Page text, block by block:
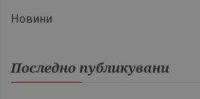
Новини
Последно публикувани